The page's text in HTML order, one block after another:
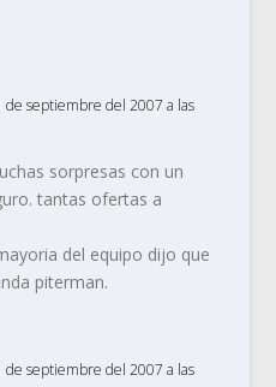
de septiembre del 2007 a las
sorpresas con un
tantas ofertas a
del equipo dijo que
piterman.
de septiembre del 2007 a las